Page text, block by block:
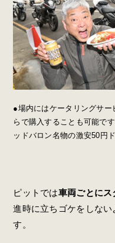
●場内にはケータリングサ
らで購入することも可能で
ッドバロン名物の激安50円
ピットでは車両ごとにス
進時に立ちゴケをしない
す。